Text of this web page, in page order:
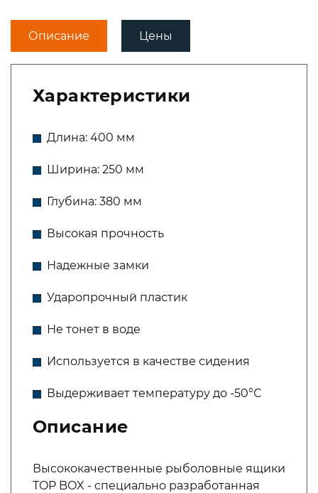
Описание Цены
Характеристики
Длина: 400 мм
Ширина: 250 мм
Глубина: 380 мм
Высокая прочность
Надежные замки
Ударопрочный пластик
Не тонет в воде
Используется в качестве сидения
Выдерживает температуру до -50°С
Описание
Высококачественные рыболовные ящики
TOP BOX - специально разработанная